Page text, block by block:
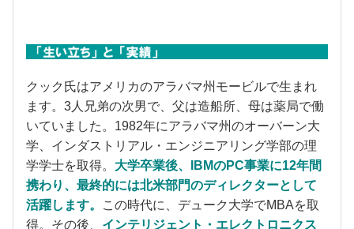
クック氏はアメリカのアラバマ州モービルで生まれ
ます。3人兄弟の次男で、父は造船所、母は薬局で働
いていました。1982年にアラバマ州のオーバーン大
学、インダストリアル・エンジニアリング学部の理
学学士を取得。 大学卒業後、IBMのPC事業に12年間
携わり、最終的には北米部門のディレクターとして
活躍します。
この時代に、デューク大学でMBAを取
得。その後、 インテリジェント・エレクトロニクス